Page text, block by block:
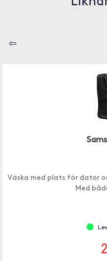
⇦
Väska med plats för dator
Med